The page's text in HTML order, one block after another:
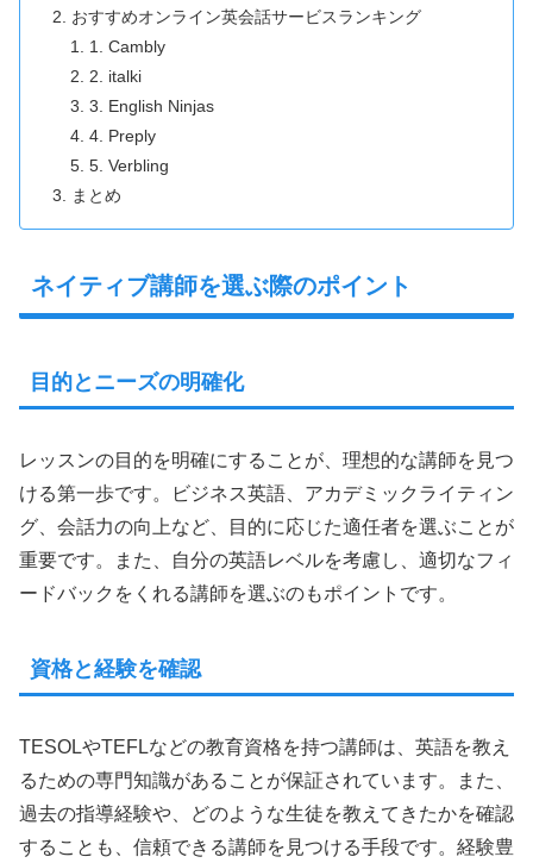
おすすめオンライン英会話サービスランキング
1. Cambly
2. italki
3. English Ninjas
4. Preply
5. Verbling
まとめ
ネイティブ講師を選ぶ際のポイント
目的とニーズの明確化
レッスンの目的を明確にすることが、理想的な講師を見つ
ける第一歩です。ビジネス英語、アカデミックライティン
グ、会話力の向上など、目的に応じた適任者を選ぶことが
重要です。また、自分の英語レベルを考慮し、適切なフィ
ードバックをくれる講師を選ぶのもポイントです。
資格と経験を確認
TESOLやTEFLなどの教育資格を持つ講師は、英語を教え
るための専門知識があることが保証されています。また、
過去の指導経験や、どのような生徒を教えてきたかを確認
することも、信頼できる講師を見つける手段です。経験豊